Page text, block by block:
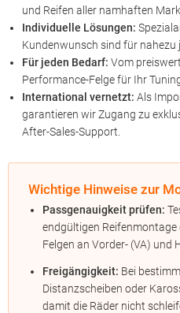
und Reifen aller namhaften
Individuelle Lösungen:
Kundenwunsch sind für nahezu
Für jeden Bedarf: Vom
Performance-Felge für Ihr
International vernetzt: Als
garantieren wir Zugang zu
After-Sales-Support.
Wichtige Hinweise zur
Passgenauigkeit prüfen:
endgültigen
Felgen an Vorder- (VA) und
Freigängigkeit: Bei
Distanzscheiben oder
damit die Räder nicht